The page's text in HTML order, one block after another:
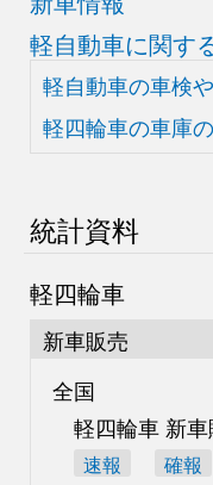
軽自動車に関す
軽自動車の車検や
軽四輪車の車庫
統計資料
軽四輪車
新車販売
全国
軽四輪車 新
速報 確報